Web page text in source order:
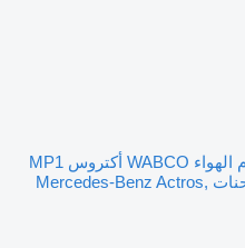
صمام الهواء WABCO أكتروس MP1
1840 (01.96-12.02) BR9154 لـ الشاحنات Mercedes-Benz Actros,